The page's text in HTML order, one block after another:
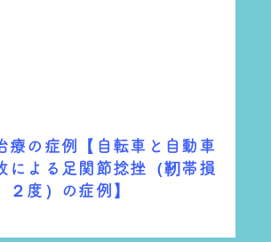
療の症例【自転車と自動車
による足関節捻挫（靭帯損
度）の症例】